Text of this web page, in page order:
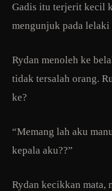
Gadis itu terjerit kecil
mengunjuk pada
Rydan menoleh ke
tidak tersalah orang.
ke?
“Memang lah aku
kepala aku??”
Rydan kecikkan mata,